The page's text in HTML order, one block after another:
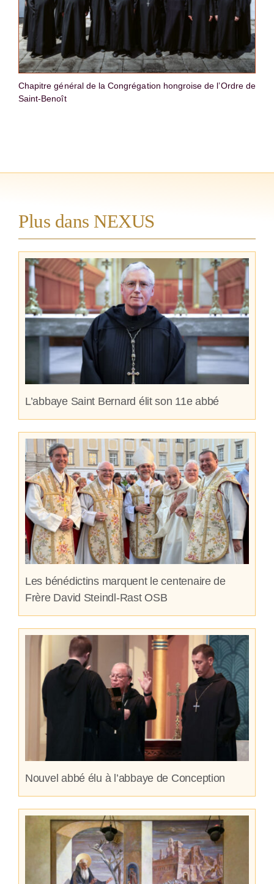
Chapitre général de la Congrégation hongroise de l’Ordre de
Saint-Benoît
Plus dans NEXUS
L’abbaye Saint Bernard élit son 11e abbé
Les bénédictins marquent le centenaire de
Frère David Steindl-Rast OSB
Nouvel abbé élu à l’abbaye de Conception